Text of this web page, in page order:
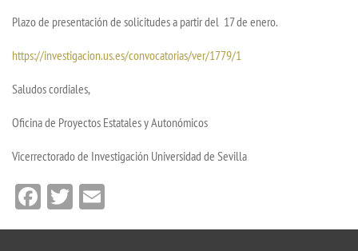
Plazo de presentación de solicitudes a partir del 17 de enero.
https://investigacion.us.es/convocatorias/ver/1779/1
Saludos cordiales,
Oficina de Proyectos Estatales y Autonómicos
Vicerrectorado de Investigación Universidad de Sevilla
Facebook
Twitter